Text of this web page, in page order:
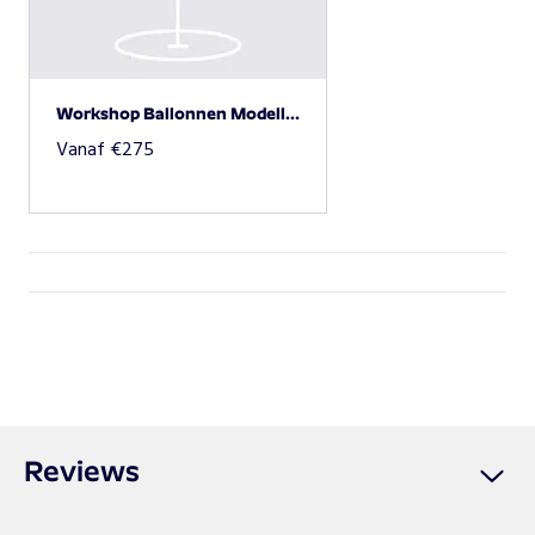
Beschikbaarheid opvragen
Workshop Ballonnen Modelleren
Vanaf €275
Reviews